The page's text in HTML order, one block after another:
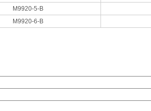
M9920-5-B
M9920-6-B